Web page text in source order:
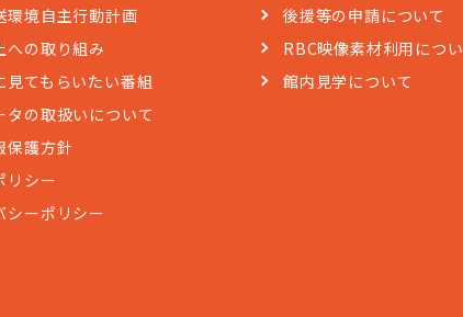
環境自主行動計画
への取り組み
見てもらいたい番組
タの取扱いについて
保護方針
リシー
シーポリシー
後援等の申請について
RBC映像素材利用につ
館内見学について